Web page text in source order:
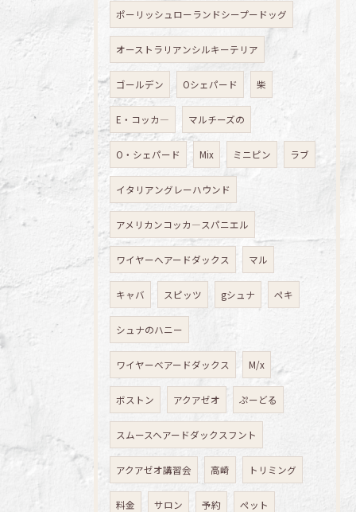
ポーリッシュローランドシープードッグ
オーストラリアンシルキーテリア
ゴールデン Oシェパード 柴
E・コッカ― マルチーズの
O・シェパード Mix ミニピン ラブ
イタリアングレーハウンド
アメリカンコッカ―スパニエル
ワイヤーへアードダックス マル
キャバ スピッツ gシュナ ペキ
シュナのハニー
ワイヤーベアードダックス M/x
ボストン アクアゼオ ぷーどる
スムースヘアードダックスフント
アクアゼオ講習会 高崎 トリミング
料金 サロン 予約 ペット